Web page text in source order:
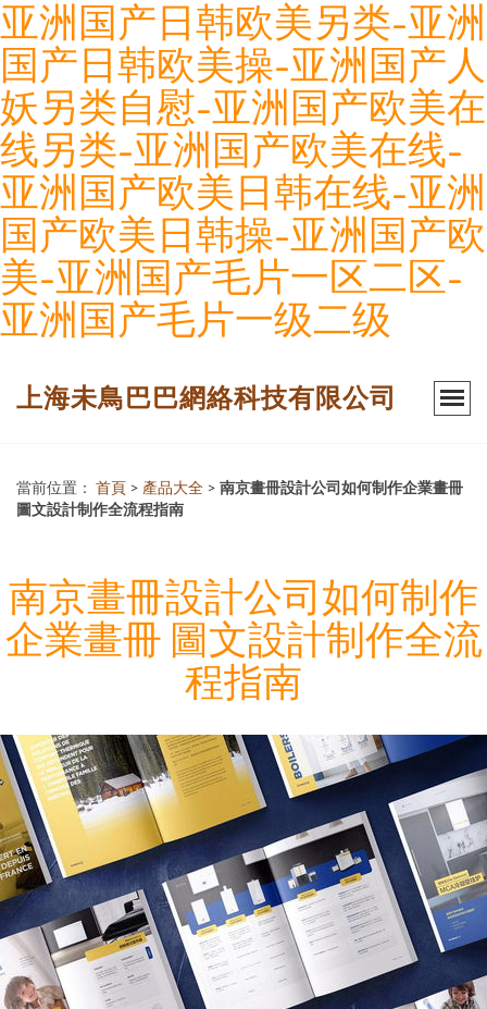
亚洲国产日韩欧美另类-亚洲
国产日韩欧美操-亚洲国产人
妖另类自慰-亚洲国产欧美在
线另类-亚洲国产欧美在线-
亚洲国产欧美日韩在线-亚洲
国产欧美日韩操-亚洲国产欧
美-亚洲国产毛片一区二区-
亚洲国产毛片一级二级
上海未鳥巴巴網絡科技有限公司
當前位置： 首頁 > 產品大全 > 南京畫冊設計公司如何制作企業畫冊
圖文設計制作全流程指南
南京畫冊設計公司如何制作
企業畫冊 圖文設計制作全流
程指南